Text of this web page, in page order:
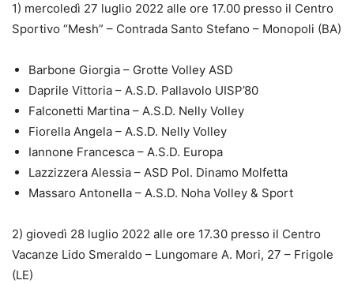
1) mercoledì 27 luglio 2022 alle ore 17.00 presso il Centro
Sportivo “Mesh” – Contrada Santo Stefano – Monopoli (BA)
Barbone Giorgia – Grotte Volley ASD
Daprile Vittoria – A.S.D. Pallavolo UISP’80
Falconetti Martina – A.S.D. Nelly Volley
Fiorella Angela – A.S.D. Nelly Volley
Iannone Francesca – A.S.D. Europa
Lazzizzera Alessia – ASD Pol. Dinamo Molfetta
Massaro Antonella – A.S.D. Noha Volley & Sport
2) giovedì 28 luglio 2022 alle ore 17.30 presso il Centro
Vacanze Lido Smeraldo – Lungomare A. Mori, 27 – Frigole
(LE)